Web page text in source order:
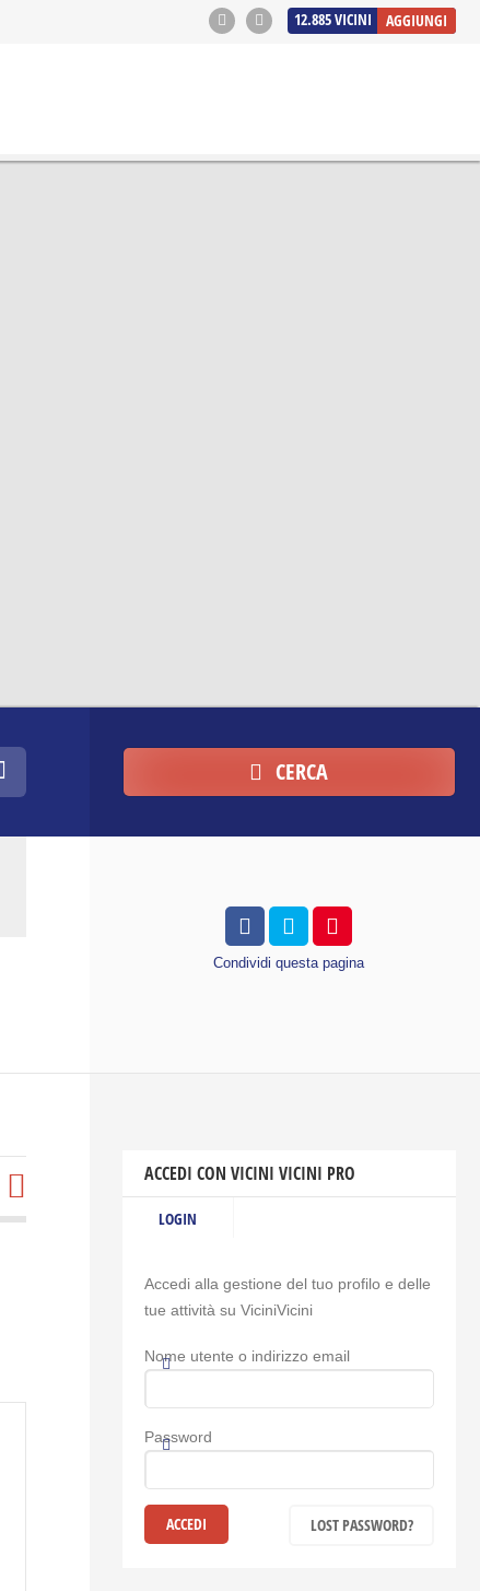
12.885VICINI AGGIUNGI
CERCA
Condividi questa pagina
ACCEDI CON VICINI VICINI PRO
LOGIN
Accedi alla gestione del tuo profilo e delle
tue attività su ViciniVicini
Nome utente o indirizzo email
Password
LOST PASSWORD?